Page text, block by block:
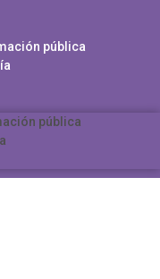
pública
pública